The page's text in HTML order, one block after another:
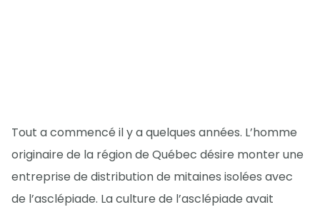
Tout a commencé il y a quelques années. L’homme
originaire de la région de Québec désire monter une
entreprise de distribution de mitaines isolées avec
de l’asclépiade. La culture de l’asclépiade avait